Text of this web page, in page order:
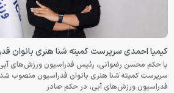
کیمیا احمدی سرپرست کمیته شنا هنری بانوان
با حکم محسن رضوانی، رئیس فدراسیون ورزش‌های آبی،
سرپرست کمیته شنا هنری بانوان فدراسیون منصوب
فدراسیون ورزش‌های آبی، در حکم صادر